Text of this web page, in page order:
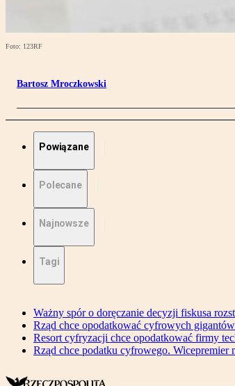
Foto: 123RF
Bartosz Mroczkowski
Powiązane
Polecane
Najnowsze
Tagi
Ważny spór o doręczanie decyzji fiskusa
Rząd chce opodatkować cyfrowych
Resort cyfryzacji chce opodatkować firmy
Rząd chce podatku cyfrowego. Wicepremier